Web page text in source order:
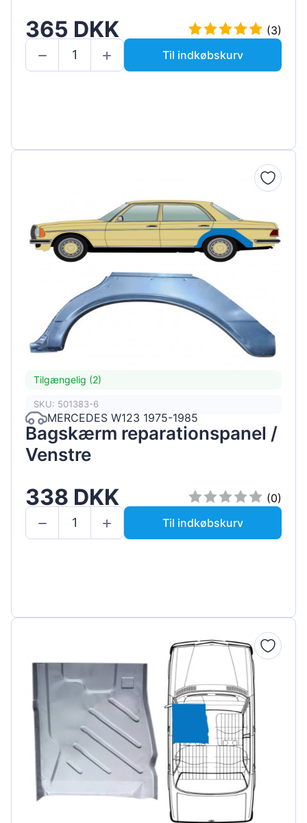
365 DKK
(3)
Til indkøbskurv
Tilgængelig (2)
SKU: 501383-6
MERCEDES W123 1975-1985
Bagskærm reparationspanel /
Venstre
338 DKK
(0)
Til indkøbskurv